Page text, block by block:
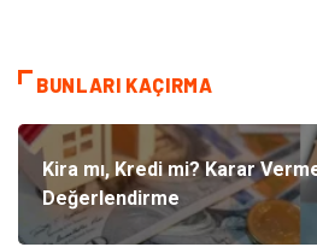
BUNLARI KAÇIRMA
Kira mı, Kredi mi? Karar
Değerlendirme